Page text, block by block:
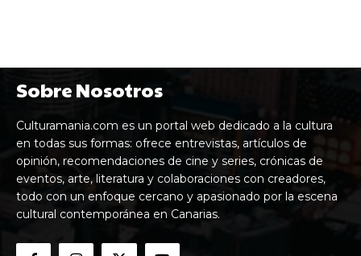
Sobre Nosotros
Culturamania.com es un portal web dedicado a la cultura
en todas sus formas: ofrece entrevistas, artículos de
opinión, recomendaciones de cine y series, crónicas de
eventos, arte, literatura y colaboraciones con creadores,
todo con un enfoque cercano y apasionado por la escena
cultural contemporánea en Canarias.